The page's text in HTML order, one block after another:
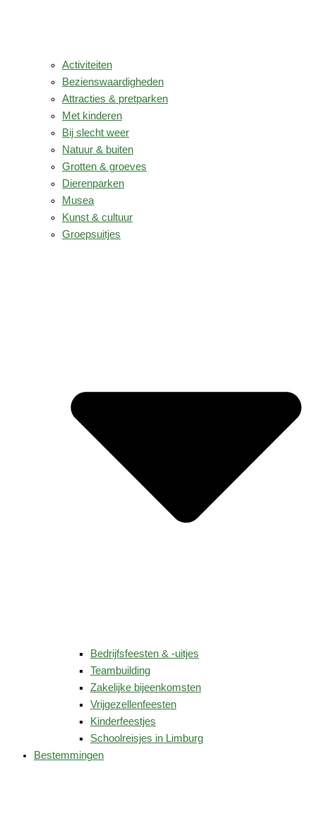
Activiteiten
Bezienswaardigheden
Attracties & pretparken
Met kinderen
Bij slecht weer
Natuur & buiten
Grotten & groeves
Dierenparken
Musea
Kunst & cultuur
Groepsuitjes
Bedrijfsfeesten & -uitjes
Teambuilding
Zakelijke bijeenkomsten
Vrijgezellenfeesten
Kinderfeestjes
Schoolreisjes in Limburg
Bestemmingen